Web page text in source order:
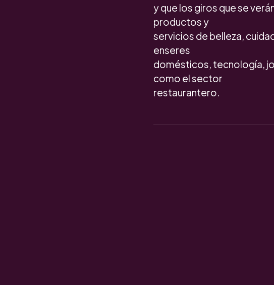
y que los giros que se
productos y
servicios de belleza,
enseres
domésticos, tecnología,
como el sector
restaurantero.